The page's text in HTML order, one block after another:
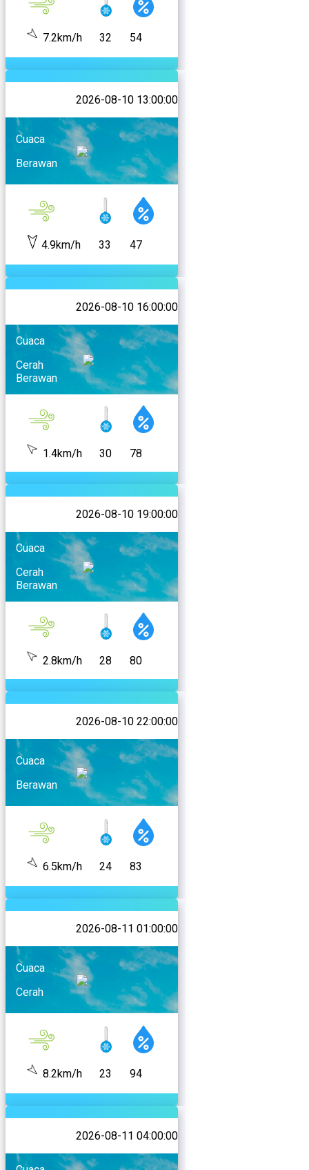
7.2km/h 32 54
2026-08-10 13:00:00
Cuaca
Berawan
4.9km/h 33 47
2026-08-10 16:00:00
Cuaca
Cerah
Berawan
1.4km/h 30 78
2026-08-10 19:00:00
Cuaca
Cerah
Berawan
2.8km/h 28 80
2026-08-10 22:00:00
Cuaca
Berawan
6.5km/h 24 83
2026-08-11 01:00:00
Cuaca
Cerah
8.2km/h 23 94
2026-08-11 04:00:00